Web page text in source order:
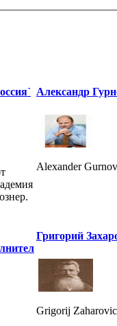
Александр
Alexander
Григорий
Grigorij